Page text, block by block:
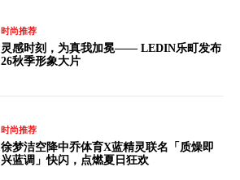
时尚推荐
灵感时刻，为真我加冕—— LEDIN乐町发布
26秋季形象大片
时尚推荐
徐梦洁空降中乔体育X蓝精灵联名「质燥即
兴蓝调」快闪，点燃夏日狂欢